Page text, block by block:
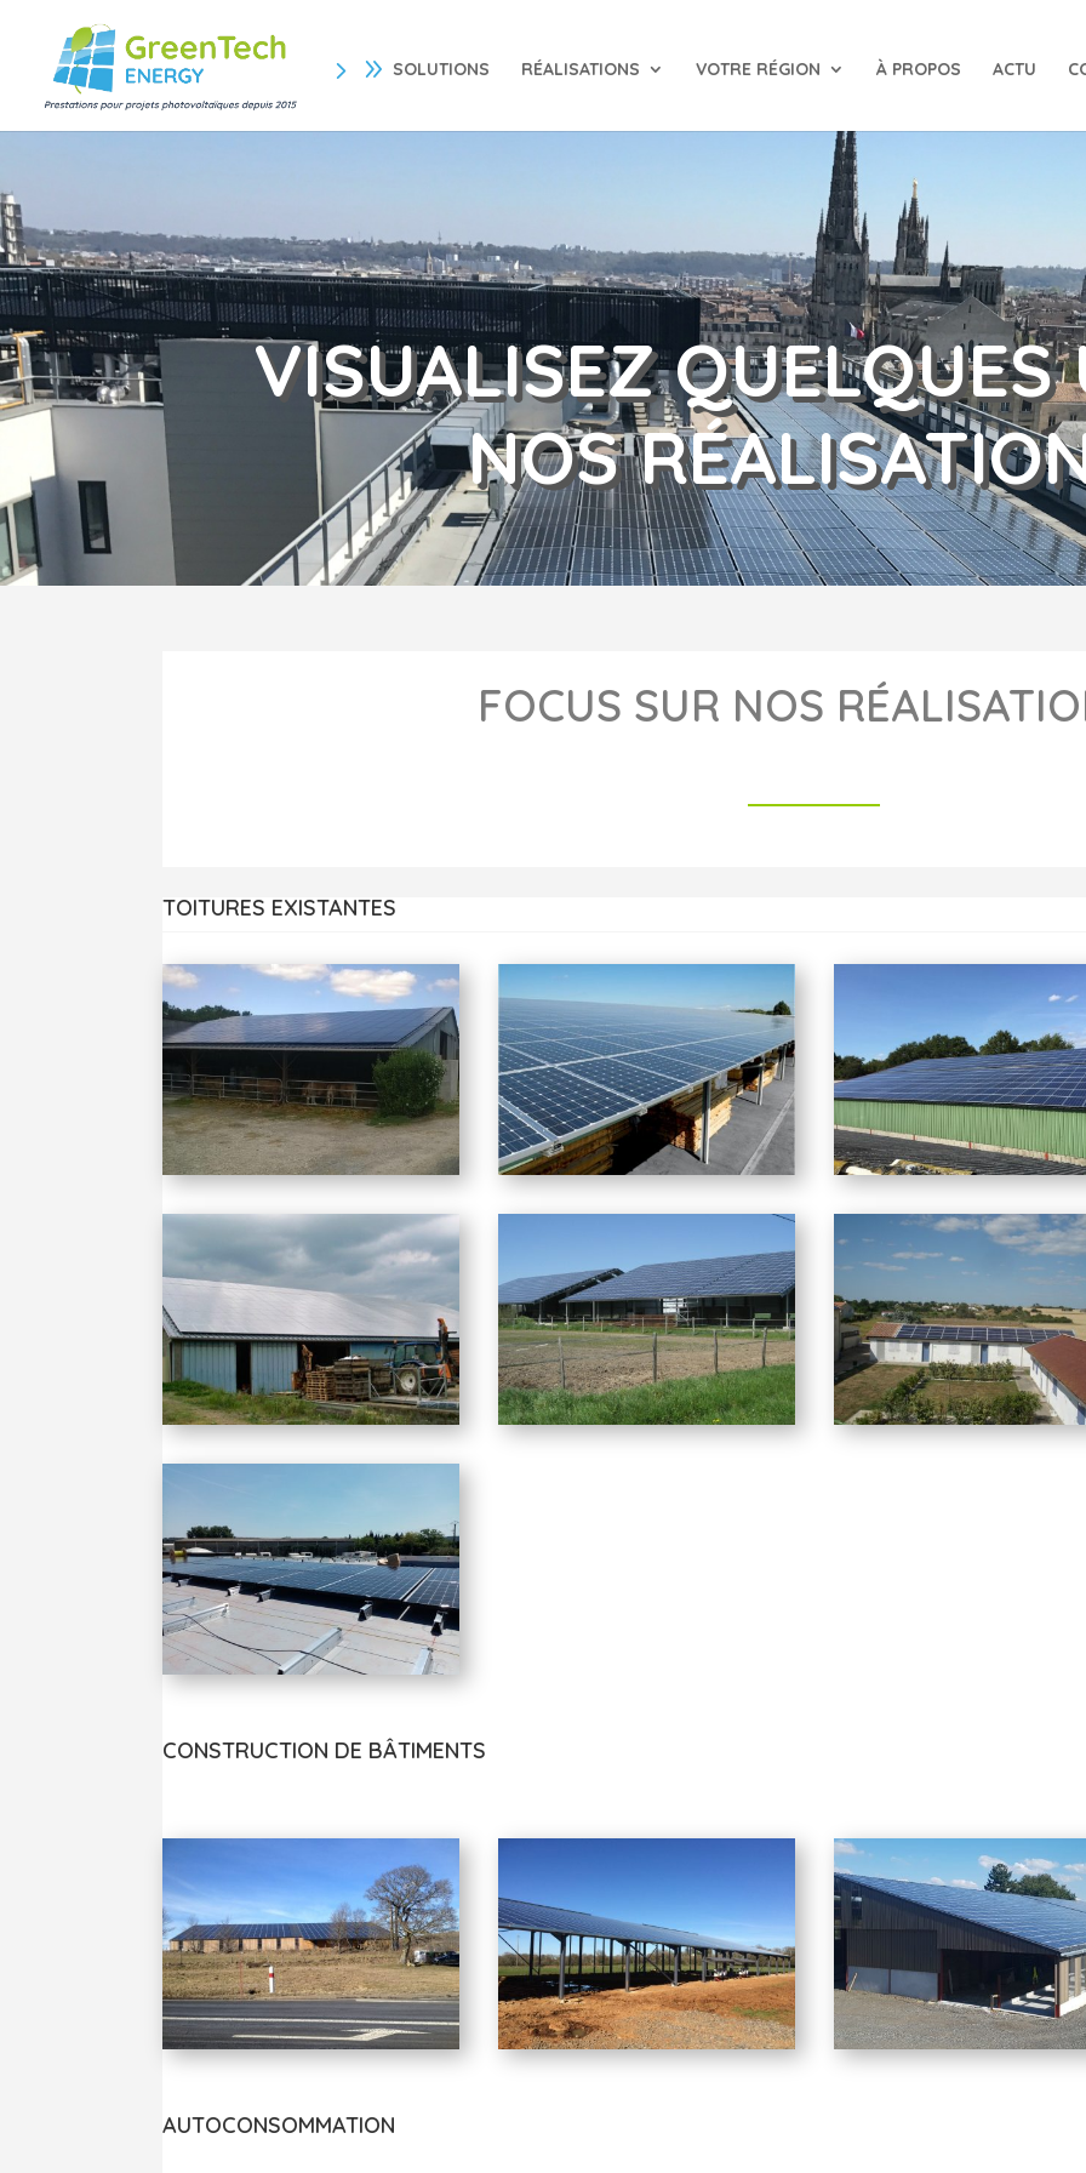
SOLUTIONS RÉALISATIONS VOTRE RÉGION À PROPOS ACTU
VISUALISEZ QUELQUES
NOS
FOCUS SUR NOS
TOITURES EXISTANTES
CONSTRUCTION DE BÂTIMENTS
AUTOCONSOMMATION